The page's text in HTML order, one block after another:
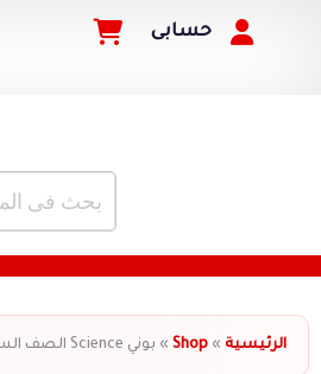
حسابى
الرئيسية »
Shop
» بوني Science الصف السادس الابتدائي للفصل الدراسي الأول